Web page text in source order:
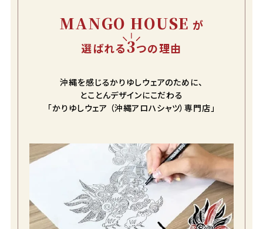
MANGO HOUSE が
選ばれる3つの理由
沖縄を感じるかりゆしウェアのために、
とことんデザインにこだわる
「かりゆしウェア （沖縄アロハシャツ）専門店」